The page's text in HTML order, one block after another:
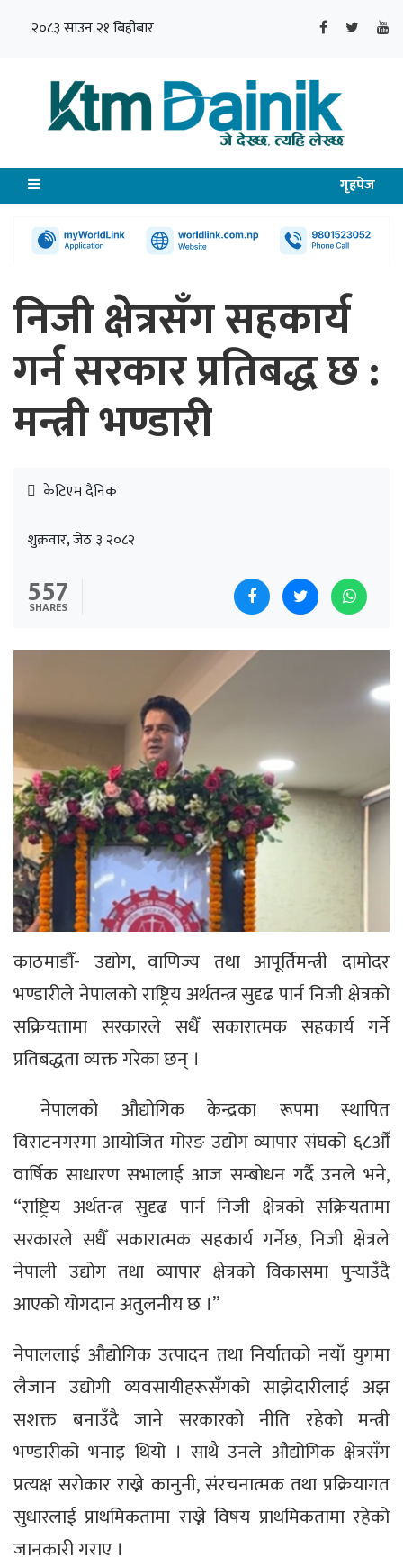
२०८३ साउन २१ बिहीबार
गृहपेज
निजी क्षेत्रसँग सहकार्य
गर्न सरकार प्रतिबद्ध छ :
मन्त्री भण्डारी
केटिएम दैनिक
शुक्रवार, जेठ ३ २०८२
557
SHARES
काठमाडौँ- उद्योग, वाणिज्य तथा आपूर्तिमन्त्री दामोदर
भण्डारीले नेपालको राष्ट्रिय अर्थतन्त्र सुदृढ पार्न निजी क्षेत्रको
सक्रियतामा सरकारले सधैँ सकारात्मक सहकार्य गर्ने
प्रतिबद्धता व्यक्त गरेका छन् ।
नेपालको औद्योगिक केन्द्रका रूपमा स्थापित
विराटनगरमा आयोजित मोरङ उद्योग व्यापार संघको ६८औँ
वार्षिक साधारण सभालाई आज सम्बोधन गर्दै उनले भने,
“राष्ट्रिय अर्थतन्त्र सुदृढ पार्न निजी क्षेत्रको सक्रियतामा
सरकारले सधैँ सकारात्मक सहकार्य गर्नेछ, निजी क्षेत्रले
नेपाली उद्योग तथा व्यापार क्षेत्रको विकासमा पुर्‍याउँदै
आएको योगदान अतुलनीय छ ।”
नेपाललाई औद्योगिक उत्पादन तथा निर्यातको नयाँ युगमा
लैजान उद्योगी व्यवसायीहरूसँगको साझेदारीलाई अझ
सशक्त बनाउँदै जाने सरकारको नीति रहेको मन्त्री
भण्डारीको भनाइ थियो । साथै उनले औद्योगिक क्षेत्रसँग
प्रत्यक्ष सरोकार राख्ने कानुनी, संरचनात्मक तथा प्रक्रियागत
सुधारलाई प्राथमिकतामा राख्ने विषय प्राथमिकतामा रहेको
जानकारी गराए ।